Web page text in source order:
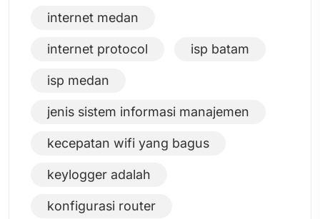
internet medan
internet protocol isp batam
isp medan
jenis sistem informasi manajemen
kecepatan wifi yang bagus
keylogger adalah
konfigurasi router